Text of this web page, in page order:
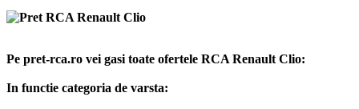
Pe pret-rca.ro vei gasi toate ofertele RCA Renault Clio:
In functie categoria de varsta: